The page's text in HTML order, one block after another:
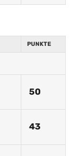
PUNKTE
50
43